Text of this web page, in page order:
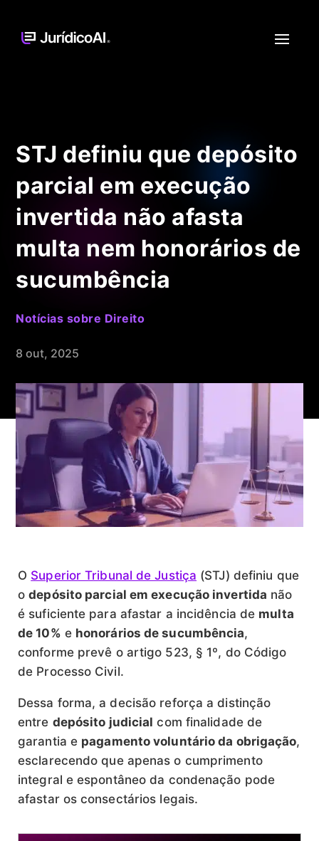
STJ definiu que depósito
parcial em execução
invertida não afasta
multa nem honorários de
sucumbência
Notícias sobre Direito
8 out, 2025
O Superior Tribunal de Justiça (STJ) definiu que
odepósito parcial em execução invertida não
é suficiente para afastar a incidência de multa
de 10% e honorários de sucumbência,
conforme prevê o artigo 523, § 1º, do Código
de Processo Civil.
Dessa forma, a decisão reforça a distinção
entre depósito judicial com finalidade de
garantia e pagamento voluntário da obrigação,
esclarecendo que apenas o cumprimento
integral e espontâneo da condenação pode
afastar os consectários legais.